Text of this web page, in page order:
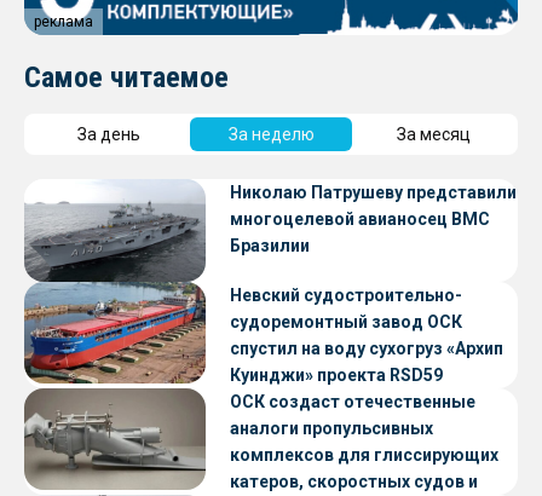
реклама
Самое читаемое
За день За неделю За месяц
Николаю Патрушеву представили
многоцелевой авианосец ВМС
Бразилии
Невский судостроительно-
судоремонтный завод ОСК
спустил на воду сухогруз «Архип
Куинджи» проекта RSD59
ОСК создаст отечественные
аналоги пропульсивных
комплексов для глиссирующих
катеров, скоростных судов и